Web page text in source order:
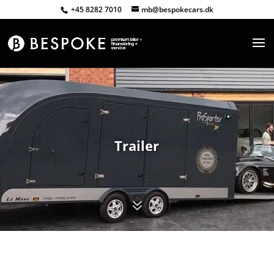
+45 8282 7010 mb@bespokecars.dk
Trailer
7